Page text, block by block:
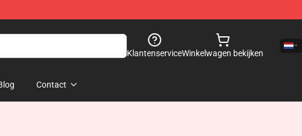
KlantenserviceWinkelwagen bekijken
Contact